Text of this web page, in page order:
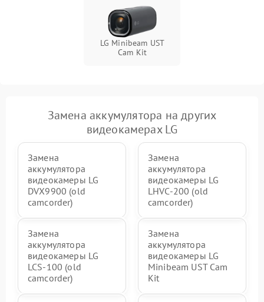
LG Minibeam UST
Cam Kit
Замена аккумулятора на других
видеокамерах LG
Замена
аккумулятора
видеокамеры LG
DVX9900 (old
camcorder)
Замена
аккумулятора
видеокамеры LG
LHVC-200 (old
camcorder)
Замена
аккумулятора
видеокамеры LG
LCS-100 (old
camcorder)
Замена
аккумулятора
видеокамеры LG
Minibeam UST Cam
Kit